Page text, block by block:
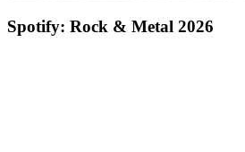
Spotify: Rock & Metal 2026